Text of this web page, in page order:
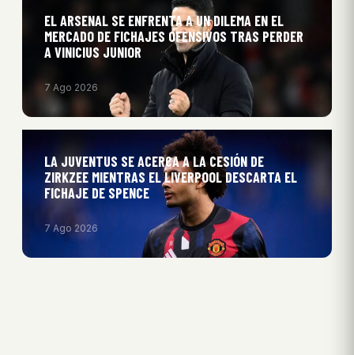
EL ARSENAL SE ENFRENTA A UN DILEMA EN EL
MERCADO DE FICHAJES OFENSIVOS TRAS PERDER
A VINICIUS JUNIOR
7 Ago 2026
LA JUVENTUS SE ACERCA A LA CESIÓN DE
ZIRKZEE MIENTRAS EL LIVERPOOL DESCARTA EL
FICHAJE DE SPENCE
7 Ago 2026